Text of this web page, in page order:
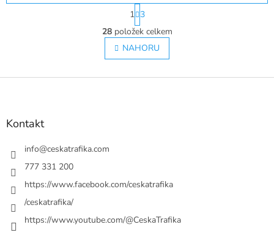
O
v
l
á
ý
s
S
t
r
á
n
k
v
1 3
28položek celkem
NAHORU
Z
Kontakt
info@ceskatrafika.com
777 331 200
https://www.facebook.com/ceskatrafika
/ceskatrafika/
https://www.youtube.com/@CeskaTrafika